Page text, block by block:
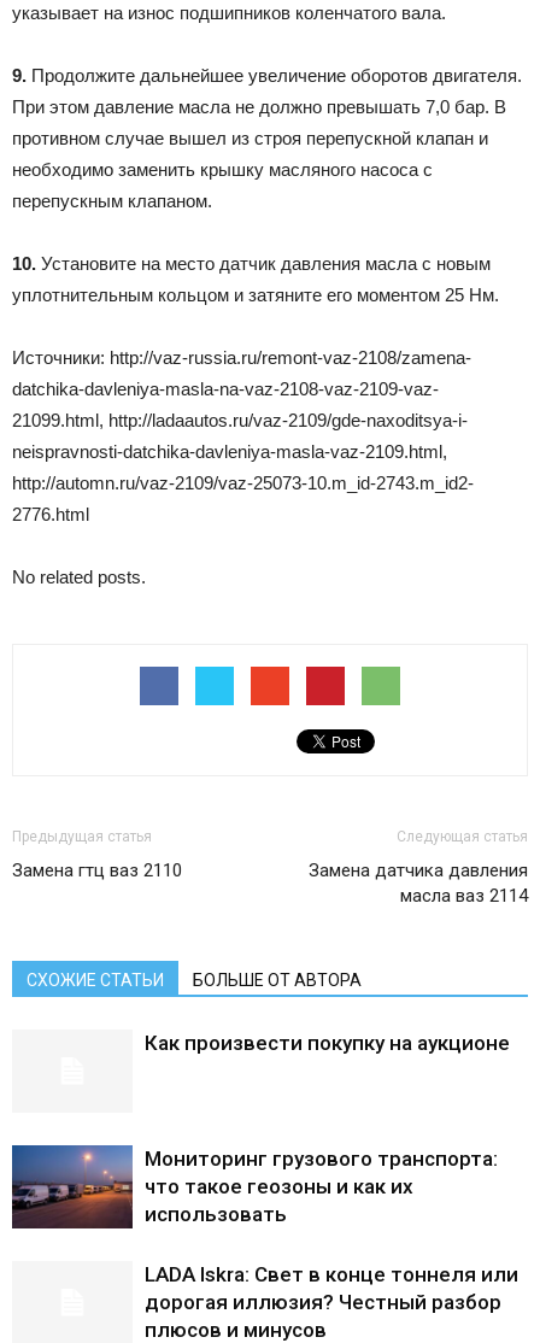
указывает на износ подшипников коленчатого вала.
9. Продолжите дальнейшее увеличение оборотов двигателя.
При этом давление масла не должно превышать 7,0 бар. В
противном случае вышел из строя перепускной клапан и
необходимо заменить крышку масляного насоса с
перепускным клапаном.
10. Установите на место датчик давления масла с новым
уплотнительным кольцом и затяните его моментом 25 Нм.
Источники: http://vaz-russia.ru/remont-vaz-2108/zamena-
datchika-davleniya-masla-na-vaz-2108-vaz-2109-vaz-
21099.html, http://ladaautos.ru/vaz-2109/gde-naxoditsya-i-
neispravnosti-datchika-davleniya-masla-vaz-2109.html,
http://automn.ru/vaz-2109/vaz-25073-10.m_id-2743.m_id2-
2776.html
No related posts.
Предыдущая статья
Замена гтц ваз 2110
Следующая статья
Замена датчика давления
масла ваз 2114
СХОЖИЕ СТАТЬИ БОЛЬШЕ ОТ АВТОРА
Как произвести покупку на аукционе
Мониторинг грузового транспорта:
что такое геозоны и как их
использовать
LADA Iskra: Свет в конце тоннеля или
дорогая иллюзия? Честный разбор
плюсов и минусов